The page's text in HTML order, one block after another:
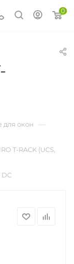
0
для окон —
T-RACK (UCS,
DC